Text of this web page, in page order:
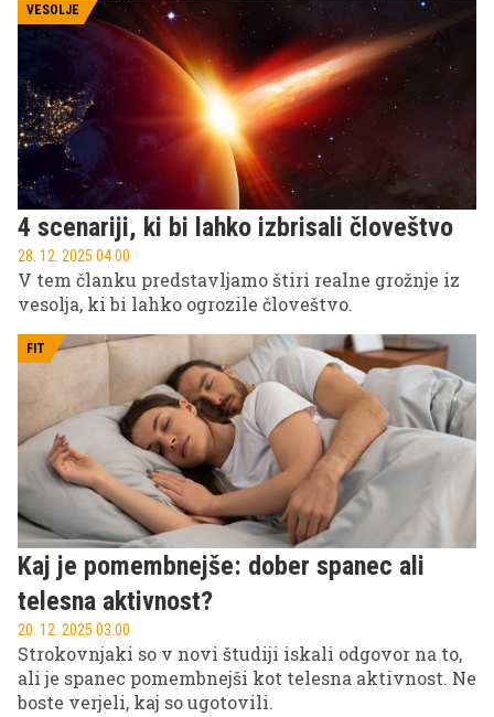
VESOLJE
4 scenariji, ki bi lahko izbrisali človeštvo
28. 12. 2025 04.00
V tem članku predstavljamo štiri realne grožnje iz
vesolja, ki bi lahko ogrozile človeštvo.
FIT
Kaj je pomembnejše: dober spanec ali
telesna aktivnost?
20. 12. 2025 03.00
Strokovnjaki so v novi študiji iskali odgovor na to,
ali je spanec pomembnejši kot telesna aktivnost. Ne
boste verjeli, kaj so ugotovili.